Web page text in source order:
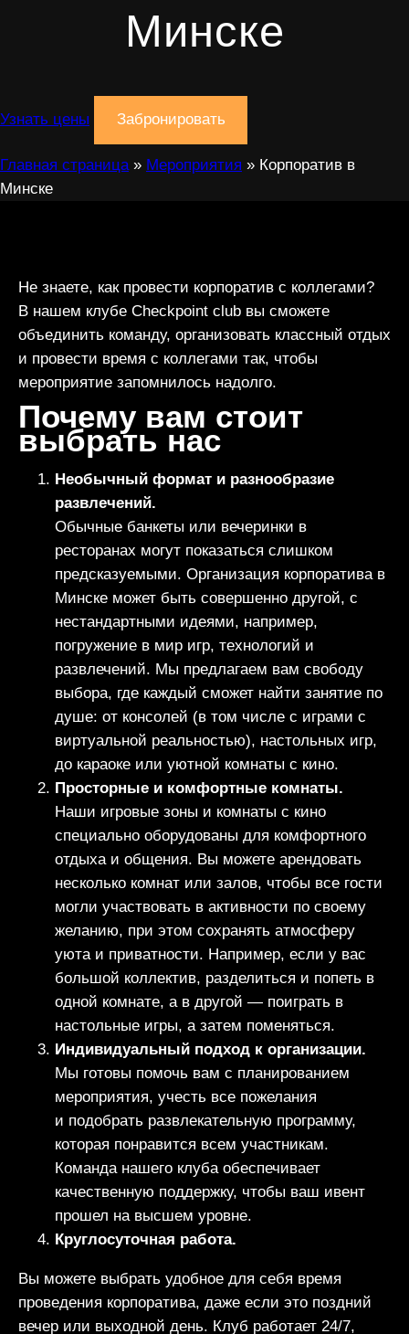
Минске
Узнать цены Забронировать
Главная страница» Мероприятия » Корпоратив в
Минске
Не знаете, как провести корпоратив с коллегами?
В нашем клубе Checkpoint club вы сможете
объединить команду, организовать классный отдых
и провести время с коллегами так, чтобы
мероприятие запомнилось надолго.
Почему вам стоит
выбрать нас
Необычный формат и разнообразие
развлечений.
Обычные банкеты или вечеринки в
ресторанах могут показаться слишком
предсказуемыми. Организация корпоратива в
Минске может быть совершенно другой, с
нестандартными идеями, например,
погружение в мир игр, технологий и
развлечений. Мы предлагаем вам свободу
выбора, где каждый сможет найти занятие по
душе: от консолей (в том числе с играми с
виртуальной реальностью), настольных игр,
до караоке или уютной комнаты с кино.
Просторные и комфортные комнаты.
Наши игровые зоны и комнаты с кино
специально оборудованы для комфортного
отдыха и общения. Вы можете арендовать
несколько комнат или залов, чтобы все гости
могли участвовать в активности по своему
желанию, при этом сохранять атмосферу
уюта и приватности. Например, если у вас
большой коллектив, разделиться и попеть в
одной комнате, а в другой — поиграть в
настольные игры, а затем поменяться.
Индивидуальный подход к организации.
Мы готовы помочь вам с планированием
мероприятия, учесть все пожелания
и подобрать развлекательную программу,
которая понравится всем участникам.
Команда нашего клуба обеспечивает
качественную поддержку, чтобы ваш ивент
прошел на высшем уровне.
Круглосуточная работа.
Вы можете выбрать удобное для себя время
проведения корпоратива, даже если это поздний
вечер или выходной день. Клуб работает 24/7,